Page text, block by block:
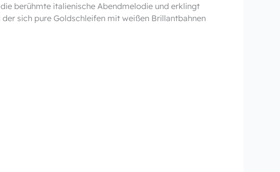
berühmte italienische Abendmelodie und erklingt
sich pure Goldschleifen mit weißen Brillantbahnen